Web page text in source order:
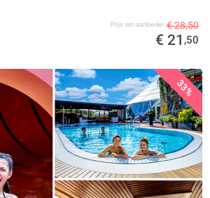
Prijs van aanbieder € 28,50
€ 21 ,50
33%